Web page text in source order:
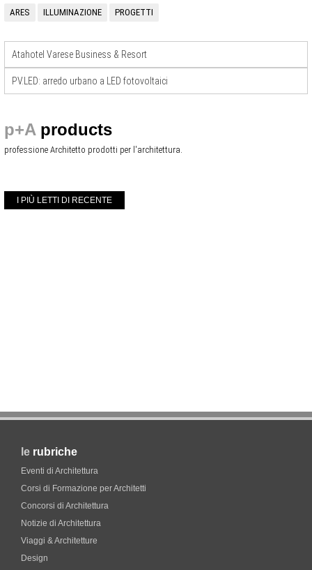
ARES ILLUMINAZIONE PROGETTI
Atahotel Varese Business & Resort
PV.LED: arredo urbano a LED fotovoltaici
p+A products
professione Architetto prodotti per l'architettura.
I PIÙ LETTI DI RECENTE
le rubriche
Eventi di Architettura
Corsi di Formazione per Architetti
Concorsi di Architettura
Notizie di Architettura
Viaggi & Architetture
Design